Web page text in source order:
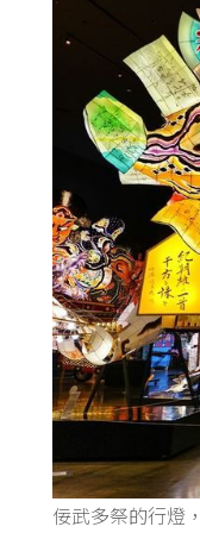
佞武多祭的行燈